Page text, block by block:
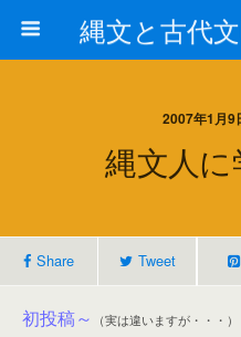
2007年1月9
縄文人に
Share Tweet
初投稿～ （実は違いますが・・・）